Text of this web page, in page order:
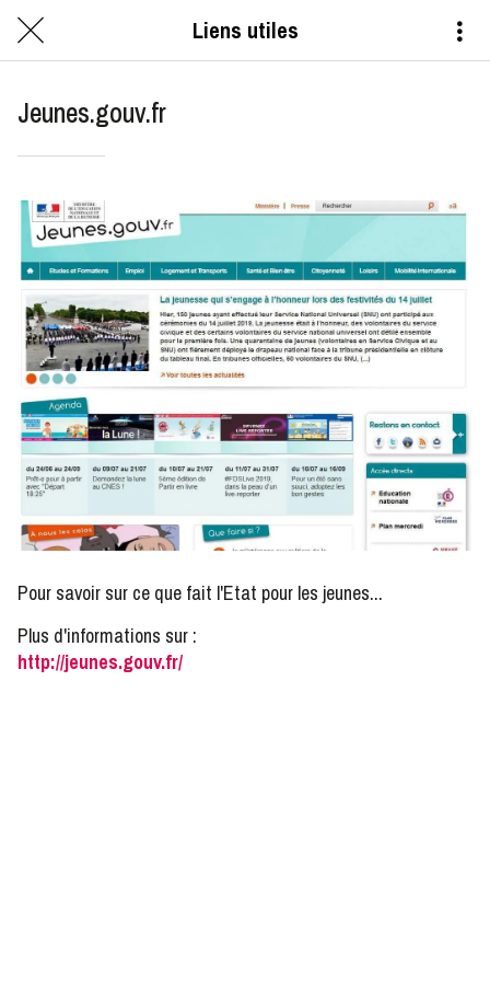
Liens utiles
Jeunes.gouv.fr
Pour savoir sur ce que fait l'Etat pour les jeunes...
Plus d'informations sur :
http://jeunes.gouv.fr/